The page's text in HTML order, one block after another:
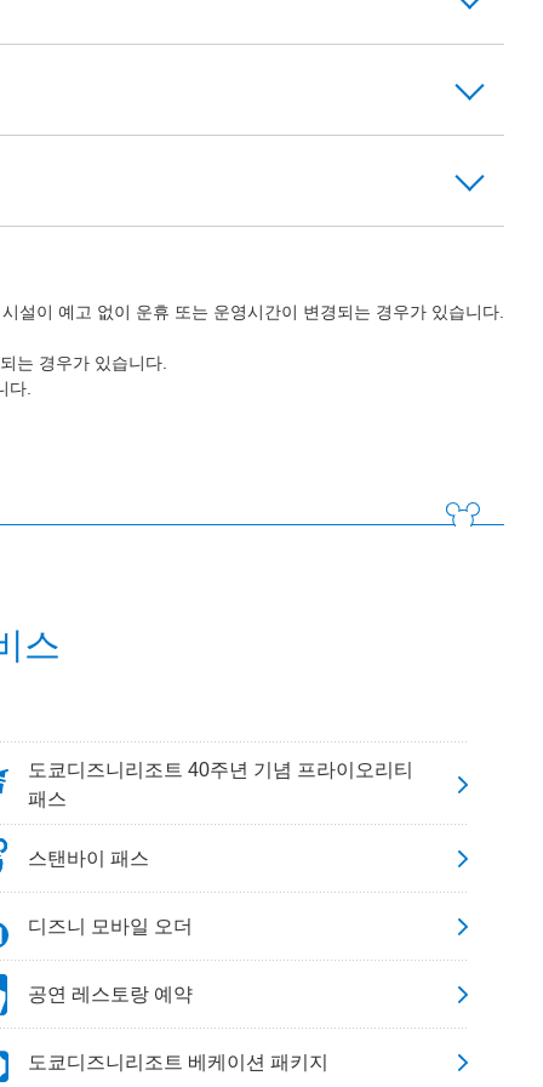
설이 예고 없이 운휴 또는 운영시간이 변경되는 경우가 있습니다.
는 경우가 있습니다.
다.
스
도쿄디즈니리조트 40주년 기념 프라이오리티
패스
스탠바이 패스
디즈니 모바일 오더
공연 레스토랑 예약
도쿄디즈니리조트 베케이션 패키지